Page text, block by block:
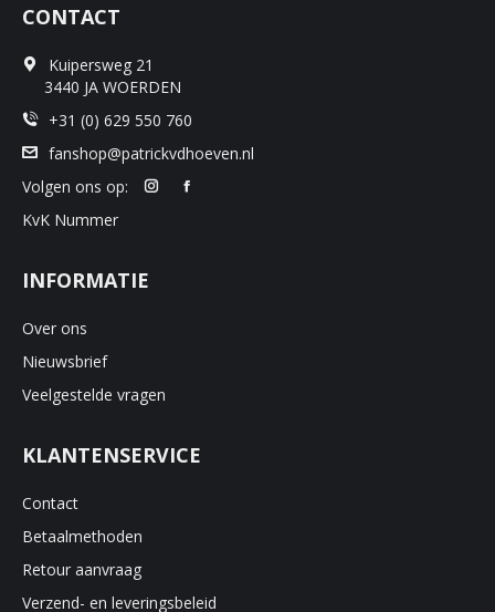
CONTACT
Kuipersweg 21
3440 JA WOERDEN
+31 (0) 629 550 760
fanshop@patrickvdhoeven.nl
Volgen ons op:
KvK Nummer
INFORMATIE
Over ons
Nieuwsbrief
Veelgestelde vragen
KLANTENSERVICE
Contact
Betaalmethoden
Retour aanvraag
Verzend- en leveringsbeleid